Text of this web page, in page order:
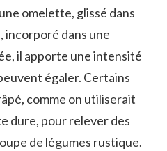
omelette, glissé dans
incorporé dans une
il apporte une intensité
égaler. Certains
comme on utiliserait
dure, pour relever des
de légumes rustique.